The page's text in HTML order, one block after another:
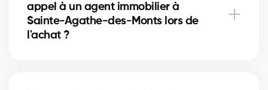
appel à un agent immobilier à
Sainte-Agathe-des-Monts lors de
l'achat ?